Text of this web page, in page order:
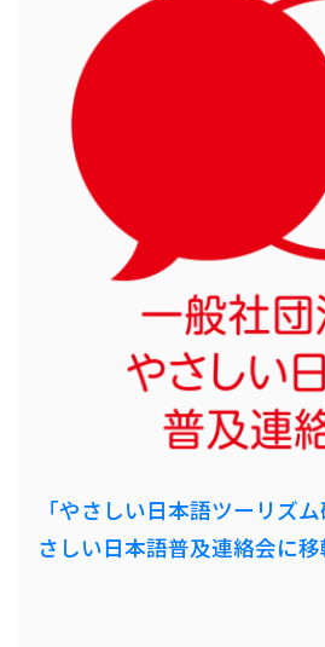
「やさしい日本語ツーリズ
さしい日本語普及連絡会に移